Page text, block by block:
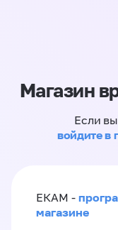
Магазин
Если
войдите в
ЕКАМ -
магазине